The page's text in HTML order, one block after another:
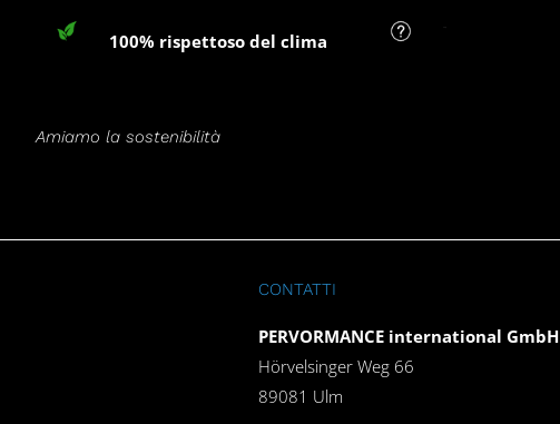
100% rispettoso del clima
Amiamo la sostenibilità
CONTATTI
PERVORMANCE international GmbH
Hörvelsinger Weg 66
89081 Ulm